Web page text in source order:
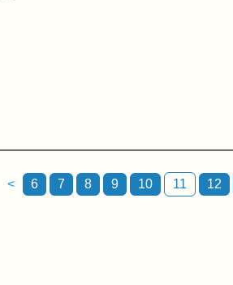
< 6 7 8 9 10 11 12